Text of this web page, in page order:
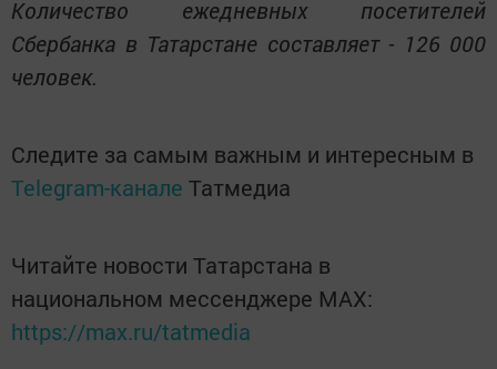
Количество ежедневных посетителей
Сбербанка в Татарстане составляет - 126 000
человек.
Следите за самым важным и интересным в
Telegram-канале Татмедиа
Читайте новости Татарстана в
национальном мессенджере MАХ:
https://max.ru/tatmedia